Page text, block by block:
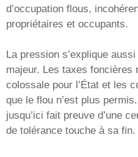
d’occupation flous,
propriétaires et occupants.
La pression s’explique
majeur. Les taxes foncières
colossale pour l’État et les
que le flou n’est plus
jusqu’ici fait preuve d’une
de tolérance touche à sa fin.